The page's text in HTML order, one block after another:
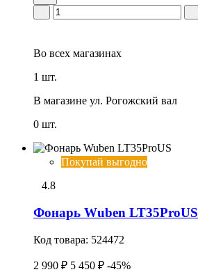
Во всех магазинах
1 шт.
В магазине ул. Рогожский вал
0 шт.
Покупай выгодно
4.8
Фонарь Wuben LT35ProUS
Код товара: 524472
2 990 ₽ 5 450 ₽ -45%